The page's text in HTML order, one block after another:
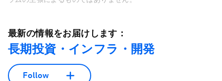
最新の情報をお届けします：
長期投資・インフラ・開発
Follow